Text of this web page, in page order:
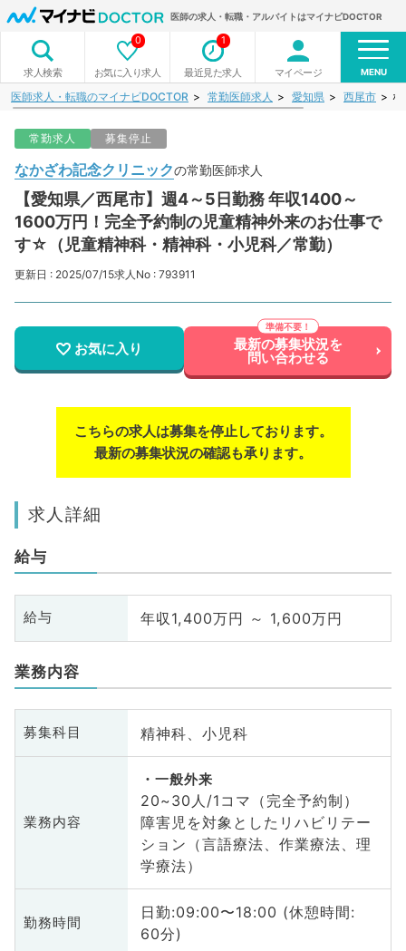
医師の求人・転職・アルバイトはマイナビDOCTOR
求人検索 お気に入り求人
0
最近見た求人
1
マイページ MENU
医師求人・転職のマイナビDOCTOR 常勤医師求人 愛知県 西尾市 な
常勤求人 募集停止
なかざわ記念クリニックの常勤医師求人
【愛知県／西尾市】週4～5日勤務 年収1400～
1600万円！完全予約制の児童精神外来のお仕事で
す☆（児童精神科・精神科・小児科／常勤）
更新日 : 2025/07/15求人No : 793911
お気に入り 最新の募集状況を
問い合わせる
こちらの求人は募集を停止しております。
最新の募集状況の確認も承ります。
求人詳細
給与
給与 年収1,400万円 ～ 1,600万円
業務内容
募集科目 精神科、小児科
業務内容
一般外来
20~30人/1コマ（完全予約制）
障害児を対象としたリハビリテー
ション（言語療法、作業療法、理
学療法）
勤務時間
日勤:09:00〜18:00 (休憩時間:
60分)